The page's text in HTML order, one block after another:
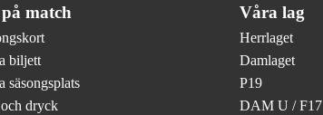
match
biljett
säsongsplats
dryck
Våra lag
Herrlaget
Damlaget
P19
DAM U / F17